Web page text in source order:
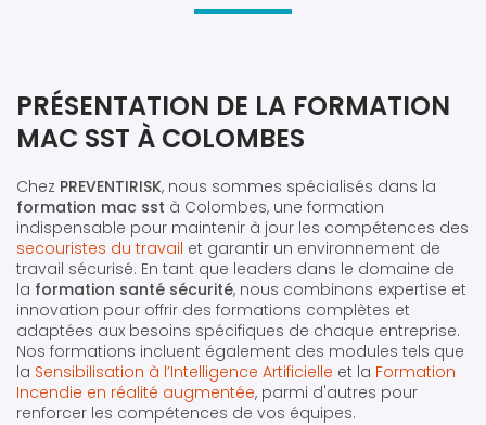
PRÉSENTATION DE LA FORMATION
MAC SST À COLOMBES
Chez PREVENTIRISK, nous sommes spécialisés dans la
formation mac sst à Colombes, une formation
indispensable pour maintenir à jour les compétences des
secouristes du travail et garantir un environnement de
travail sécurisé. En tant que leaders dans le domaine de
la formation santé sécurité, nous combinons expertise et
innovation pour offrir des formations complètes et
adaptées aux besoins spécifiques de chaque entreprise.
Nos formations incluent également des modules tels que
la Sensibilisation à l’Intelligence Artificielle et la Formation
Incendie en réalité augmentée, parmi d'autres pour
renforcer les compétences de vos équipes.